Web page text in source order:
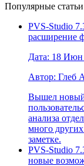
Популярные
PVS-Studio
расширение
Дата: 18 Июн
Автор: Глеб
Вышел новый
анализа
много
заметке.
PVS-Studio
новые